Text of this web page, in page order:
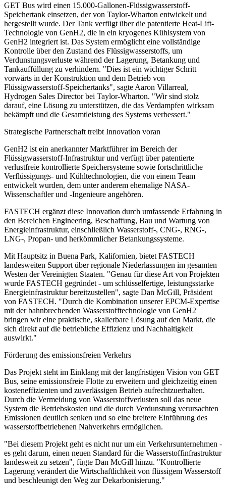
GET Bus wird einen 15.000-Gallonen-Flüssigwasserstoff-
Speichertank einsetzen, der von Taylor-Wharton entwickelt und
hergestellt wurde. Der Tank verfügt über die patentierte Heat-Lift-
Technologie von GenH2, die in ein kryogenes Kühlsystem von
GenH2 integriert ist. Das System ermöglicht eine vollständige
Kontrolle über den Zustand des Flüssigwasserstoffs, um
Verdunstungsverluste während der Lagerung, Betankung und
Tankauffüllung zu verhindern. "Dies ist ein wichtiger Schritt
vorwärts in der Konstruktion und dem Betrieb von
Flüssigwasserstoff-Speichertanks", sagte Aaron Villarreal,
Hydrogen Sales Director bei Taylor-Wharton. "Wir sind stolz
darauf, eine Lösung zu unterstützen, die das Verdampfen wirksam
bekämpft und die Gesamtleistung des Systems verbessert."
Strategische Partnerschaft treibt Innovation voran
GenH2 ist ein anerkannter Marktführer im Bereich der
Flüssigwasserstoff-Infrastruktur und verfügt über patentierte
verlustfreie kontrollierte Speichersysteme sowie fortschrittliche
Verflüssigungs- und Kühltechnologien, die von einem Team
entwickelt wurden, dem unter anderem ehemalige NASA-
Wissenschaftler und -Ingenieure angehören.
FASTECH ergänzt diese Innovation durch umfassende Erfahrung in
den Bereichen Engineering, Beschaffung, Bau und Wartung von
Energieinfrastruktur, einschließlich Wasserstoff-, CNG-, RNG-,
LNG-, Propan- und herkömmlicher Betankungssysteme.
Mit Hauptsitz in Buena Park, Kalifornien, bietet FASTECH
landesweiten Support über regionale Niederlassungen im gesamten
Westen der Vereinigten Staaten. "Genau für diese Art von Projekten
wurde FASTECH gegründet - um schlüsselfertige, leistungsstarke
Energieinfrastruktur bereitzustellen", sagte Dan McGill, Präsident
von FASTECH. "Durch die Kombination unserer EPCM-Expertise
mit der bahnbrechenden Wasserstofftechnologie von GenH2
bringen wir eine praktische, skalierbare Lösung auf den Markt, die
sich direkt auf die betriebliche Effizienz und Nachhaltigkeit
auswirkt."
Förderung des emissionsfreien Verkehrs
Das Projekt steht im Einklang mit der langfristigen Vision von GET
Bus, seine emissionsfreie Flotte zu erweitern und gleichzeitig einen
kosteneffizienten und zuverlässigen Betrieb aufrechtzuerhalten.
Durch die Vermeidung von Wasserstoffverlusten soll das neue
System die Betriebskosten und die durch Verdunstung verursachten
Emissionen deutlich senken und so eine breitere Einführung des
wasserstoffbetriebenen Nahverkehrs ermöglichen.
"Bei diesem Projekt geht es nicht nur um ein Verkehrsunternehmen -
es geht darum, einen neuen Standard für die Wasserstoffinfrastruktur
landesweit zu setzen", fügte Dan McGill hinzu. "Kontrollierte
Lagerung verändert die Wirtschaftlichkeit von flüssigem Wasserstoff
und beschleunigt den Weg zur Dekarbonisierung."